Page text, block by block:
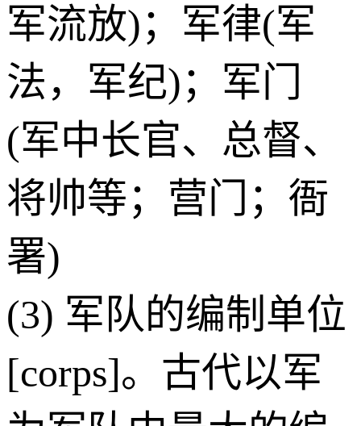
军流放)；军律(军
法，军纪)；军门
(军中长官、总督、
将帅等；营门；衙
署)
(3) 军队的编制单位
[corps]。古代以军